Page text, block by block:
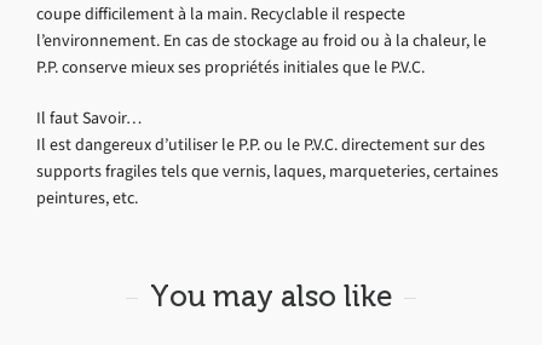
coupe difficilement à la main. Recyclable il respecte
l’environnement. En cas de stockage au froid ou à la chaleur, le
P.P. conserve mieux ses propriétés initiales que le P.V.C.
Il faut Savoir…
Il est dangereux d’utiliser le P.P. ou le P.V.C. directement sur des
supports fragiles tels que vernis, laques, marqueteries, certaines
peintures, etc.
You may also like